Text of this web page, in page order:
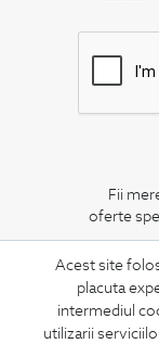
Acest site
placuta
intermediul
utilizarii
Fii
oferte